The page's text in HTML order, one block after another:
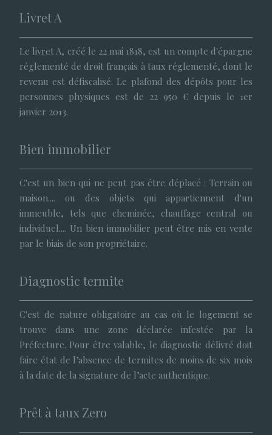
Livret A
Le livret A, créé le 22 mai 1818, est un compte d'épargne
réglementé de droit français à taux réglementé, dont le
revenu est défiscalisé. Le plafond des dépôts pour les
personnes physiques est de 22 950 € depuis le 1er
janvier 2013.
Bien immobilier
C'est un bien qui ne peut pas être déplacé : Terrain ou
maison.... ou des objets qui appartiennent d'un
immeuble, tels que cheminée, chauffage central ou
individuel.... Un bien immobilier peut être mis en vente
par le biais de son propriétaire.
Diagnostic termite
C'est de nature obligatoire au cas où le logement se
trouve dans une zone déclarée infestée par la
Préfecture. Pour être valable, le diagnostic délivré doit
faire état de l’absence de termites de moins de six mois
à la date de la signature de l’acte authentique.
Prêt à taux Zero